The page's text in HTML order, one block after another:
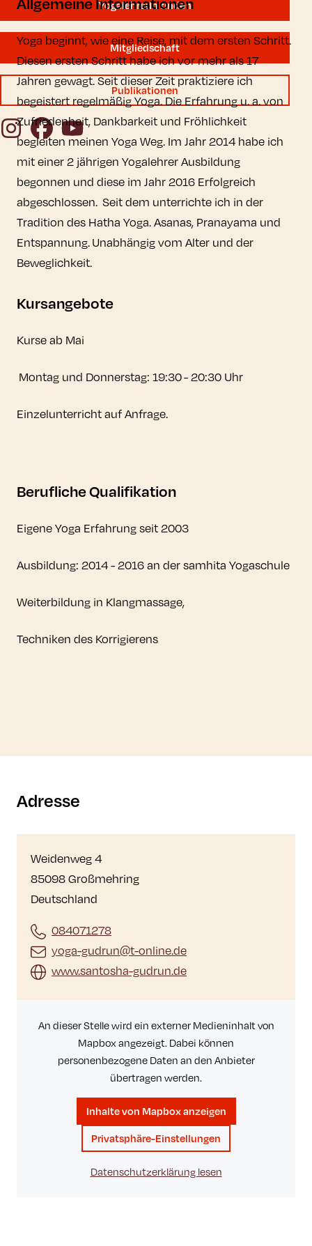
YogalehrerIn finden
Mitgliedschaft
Publikationen
InstagramFacebookYouTube
Yoga beginnt, wie eine Reise, mit dem ersten Schritt.
Diesen ersten Schritt habe ich vor mehr als 17
Jahren gewagt. Seit dieser Zeit praktiziere ich
begeistert regelmäßig Yoga. Die Erfahrung u. a. von
Zufriedenheit, Dankbarkeit und Fröhlichkeit
begleiten meinen Yoga Weg. Im Jahr 2014 habe ich
mit einer 2 jährigen Yogalehrer Ausbildung
begonnen und diese im Jahr 2016 Erfolgreich
abgeschlossen. Seit dem unterrichte ich in der
Tradition des Hatha Yoga. Asanas, Pranayama und
Entspannung. Unabhängig vom Alter und der
Beweglichkeit.
Kursangebote
Kurse ab Mai
Montag und Donnerstag: 19:30 - 20:30 Uhr
Einzelunterricht auf Anfrage.
Berufliche Qualifikation
Eigene Yoga Erfahrung seit 2003
Ausbildung: 2014 - 2016 an der samhita Yogaschule
Weiterbildung in Klangmassage,
Techniken des Korrigierens
Adresse
Weidenweg 4
85098 Großmehring
Deutschland
084071278
yoga-gudrun@t-online.de
www.santosha-gudrun.de
An dieser Stelle wird ein externer Medieninhalt von
Mapbox angezeigt. Dabei können
personenbezogene Daten an den Anbieter
übertragen werden.
Inhalte von Mapbox anzeigen
Privatsphäre-Einstellungen
Datenschutzerklärung lesen